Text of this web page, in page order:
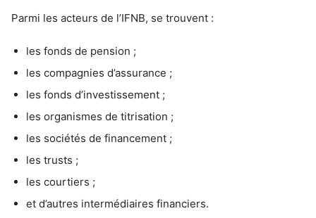
Parmi les acteurs de l’IFNB, se trouvent :
les fonds de pension ;
les compagnies d’assurance ;
les fonds d’investissement ;
les organismes de titrisation ;
les sociétés de financement ;
les trusts ;
les courtiers ;
et d’autres intermédiaires financiers.